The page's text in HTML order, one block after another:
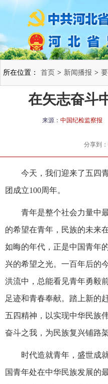
所在位置： 首页 > 新闻播报 >
在矢志奋斗
来源： 中国纪检监察报
分享到：
今天，我们迎来了五四
团成立100周年。
青年是整个社会力量中
的希望在青年，民族的未来
如晦的年代，正是中国青年
兴的希望之光。一百年后的
洪流中，总能看见青年勇毅
足迹和青春奉献。踏上新的
五四精神，以实现中华民族
奋斗之我，为民族复兴铺路
时代造就青年，盛世成
国青年处在中华民族发展的